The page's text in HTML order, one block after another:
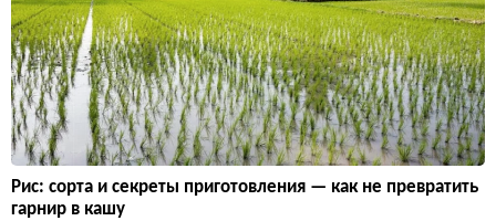
Рис: сорта и секреты приготовления — как не превратить
гарнир в кашу